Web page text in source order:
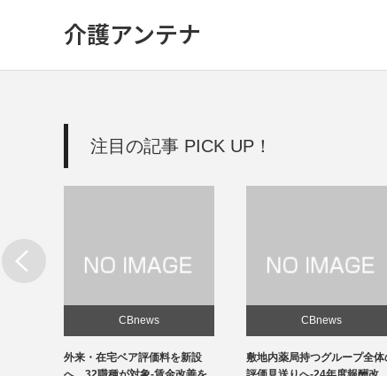
介護アンテナ
注目の記事 PICK UP！
CBnews
敷地内薬局持つグループ全体の
CBnews
個人立の無床診療所35％の黒